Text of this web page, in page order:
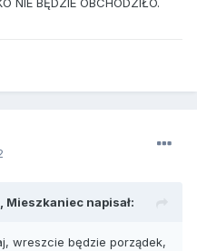
BĘDZIE OBCHODZIŁO.
napisał:
wreszcie będzie porządek,